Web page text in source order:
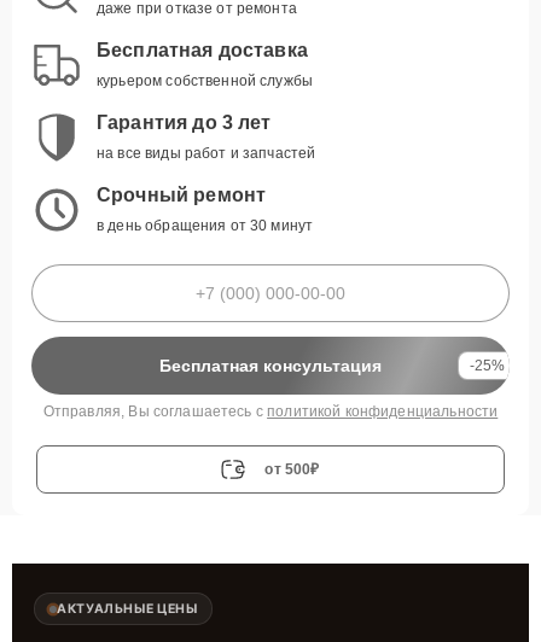
даже при отказе от ремонта
Бесплатная доставка
курьером собственной службы
Гарантия до 3 лет
на все виды работ и запчастей
Срочный ремонт
в день обращения от 30 минут
Бесплатная консультация -25%
Отправляя, Вы соглашаетесь с политикой конфиденциальности
от 500₽
АКТУАЛЬНЫЕ ЦЕНЫ